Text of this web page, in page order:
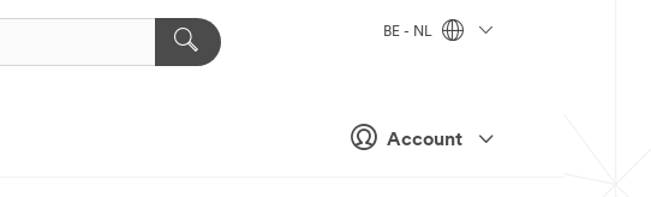
Account
BE - NL